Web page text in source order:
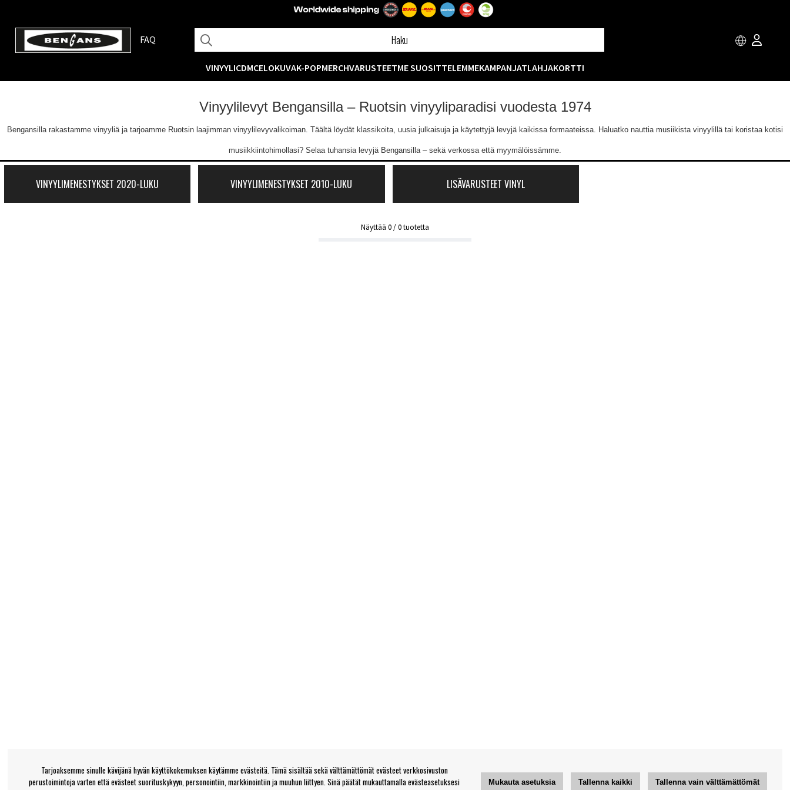
FAQ
VINYYLICDMCELOKUVAK-POPMERCHVARUSTEETME SUOSITTELEMMEKAMPANJATLAHJAKORTTI
Vinyylilevyt Bengansilla – Ruotsin vinyyliparadisi vuodesta 1974
Bengansilla rakastamme vinyyliä ja tarjoamme Ruotsin laajimman vinyylilevyvalikoiman. Täältä löydät klassikoita, uusia julkaisuja ja käytettyjä levyjä kaikissa formaateissa. Haluatko nauttia musiikista vinyylillä tai koristaa kotisi
musiikkiintohimollasi? Selaa tuhansia levyjä Bengansilla – sekä verkossa että myymälöissämme.
VINYYLIMENESTYKSET 2020-LUKU VINYYLIMENESTYKSET 2010-LUKU LISÄVARUSTEET VINYL
Näyttää 0/0tuotetta
Tarjoaksemme sinulle kävijänä hyvän käyttökokemuksen käytämme evästeitä. Tämä sisältää sekä välttämättömät evästeet verkkosivuston
perustoimintoja varten että evästeet suorituskykyyn, personointiin, markkinointiin ja muuhun liittyen. Sinä päätät mukauttamalla evästeasetuksesi
Mukauta asetuksia Tallenna kaikki Tallenna vain välttämättömät